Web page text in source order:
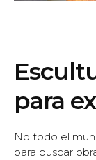
para
No todo el
para buscar